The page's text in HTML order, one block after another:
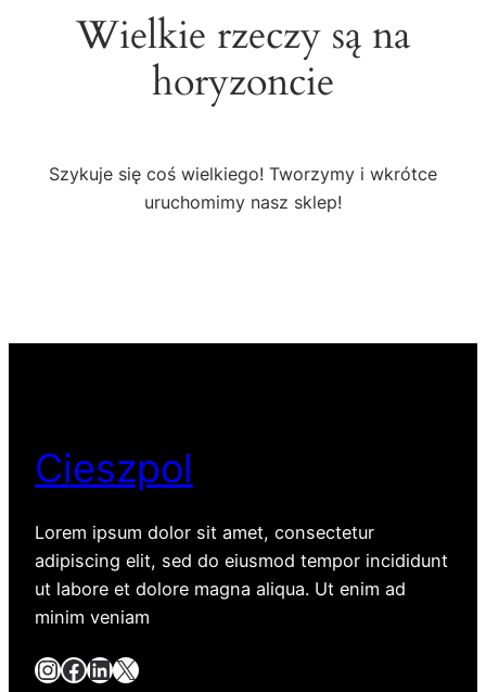
Wielkie rzeczy są na
horyzoncie
Szykuje się coś wielkiego! Tworzymy i wkrótce
uruchomimy nasz sklep!
Cieszpol
Lorem ipsum dolor sit amet, consectetur
adipiscing elit, sed do eiusmod tempor incididunt
ut labore et dolore magna aliqua. Ut enim ad
minim veniam
InstagramFacebook LinkedIn X